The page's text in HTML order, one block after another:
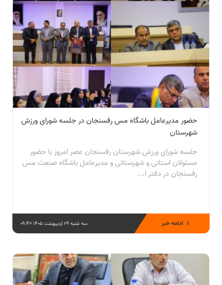
حضور مدیرعامل باشگاه مس رفسنجان در جلسه شورای ورزش
شهرستان
جلسه شورای ورزش شهرستان رفسنجان عصر امروز با حضور
مسئولان استانی و شهرستانی و مدیرعامل باشگاه صنعت مس
رفسنجان در دفتر ا...
سه شنبه 29 اردیبهشت 1405 09:42 ادامه خبر